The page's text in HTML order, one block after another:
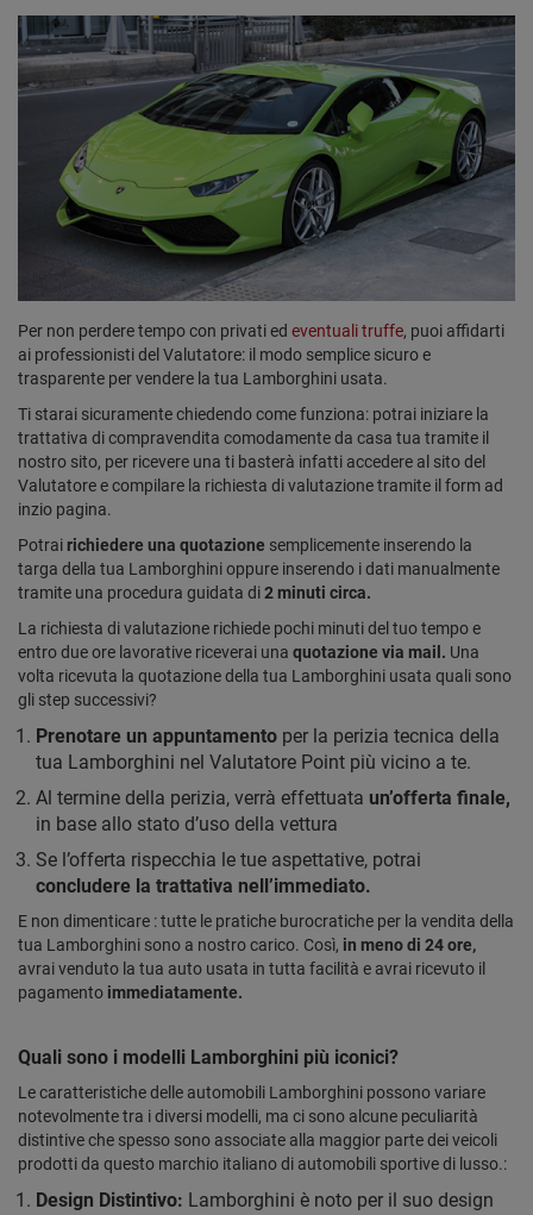
Per non perdere tempo con privati ed eventuali truffe, puoi affidarti
ai professionisti del Valutatore: il modo semplice sicuro e
trasparente per vendere la tua Lamborghini usata.
Ti starai sicuramente chiedendo come funziona: potrai iniziare la
trattativa di compravendita comodamente da casa tua tramite il
nostro sito, per ricevere una ti basterà infatti accedere al sito del
Valutatore e compilare la richiesta di valutazione tramite il form ad
inzio pagina.
Potrairichiedere una quotazione semplicemente inserendo la
targa della tua Lamborghini oppure inserendo i dati manualmente
tramite una procedura guidata di2 minuti circa.
La richiesta di valutazione richiede pochi minuti del tuo tempo e
entro due ore lavorative riceverai una quotazione via mail. Una
volta ricevuta la quotazione della tua Lamborghini usata quali sono
gli step successivi?
Prenotare un appuntamento per la perizia tecnica della
tua Lamborghini nel Valutatore Point più vicino a te.
Al termine della perizia, verrà effettuata un’offerta finale,
in base allo stato d’uso della vettura
Se l’offerta rispecchia le tue aspettative, potrai
concludere la trattativa nell’immediato.
E non dimenticare : tutte le pratiche burocratiche per la vendita della
tua Lamborghini sono a nostro carico. Così, in meno di 24 ore,
avrai venduto la tua auto usata in tutta facilità e avrai ricevuto il
pagamento immediatamente.
Quali sono i modelli Lamborghini più iconici?
Le caratteristiche delle automobili Lamborghini possono variare
notevolmente tra i diversi modelli, ma ci sono alcune peculiarità
distintive che spesso sono associate alla maggior parte dei veicoli
prodotti da questo marchio italiano di automobili sportive di lusso.:
Design Distintivo: Lamborghini è noto per il suo design